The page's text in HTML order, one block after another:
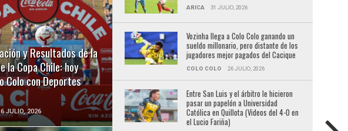
y Resultados de la
la Copa Chile: hoy
Colo con Deportes
6 JULIO, 2026
LEER MÁS
ARICA 31 JULIO, 2026
Vozinha llega a Colo Colo ganando un
sueldo millonario, pero distante de los
jugadores mejor pagados del Cacique
COLO COLO 26 JULIO, 2026
Entre San Luis y el árbitro le hicieron
pasar un papelón a Universidad
Católica en Quillota (Videos del 4-0 en
el Lucio Fariña)